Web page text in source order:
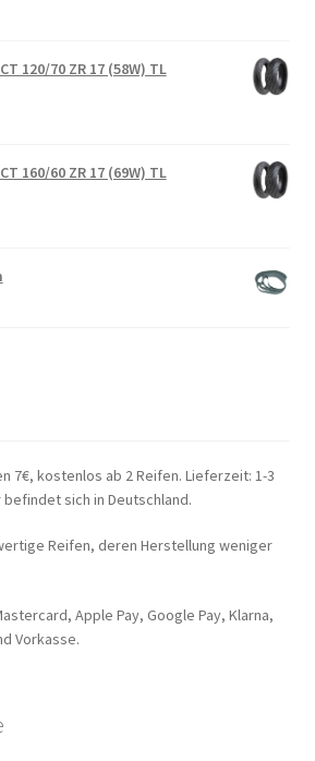
120/70 ZR 17 (58W) TL
160/60 ZR 17 (69W) TL
7€, kostenlos ab 2 Reifen. Lieferzeit: 1-3
sich in Deutschland.
Reifen, deren Herstellung weniger
Apple Pay, Google Pay, Klarna,
Vorkasse.